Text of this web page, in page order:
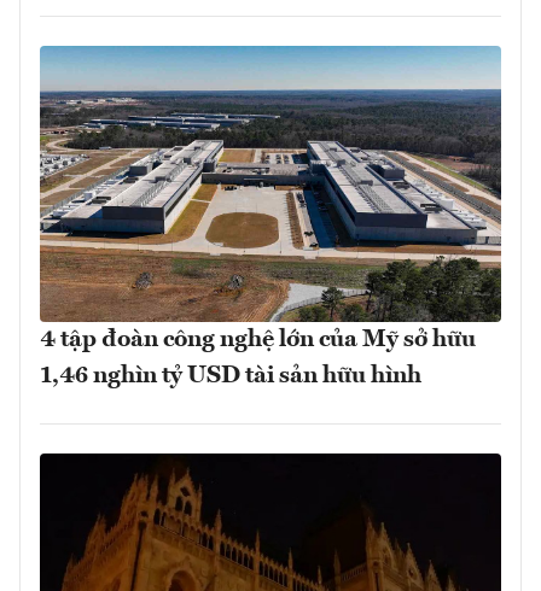
4 tập đoàn công nghệ lớn của Mỹ sở hữu
1,46 nghìn tỷ USD tài sản hữu hình